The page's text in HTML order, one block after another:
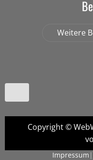
Weitere
Copyright ©
Impressum |